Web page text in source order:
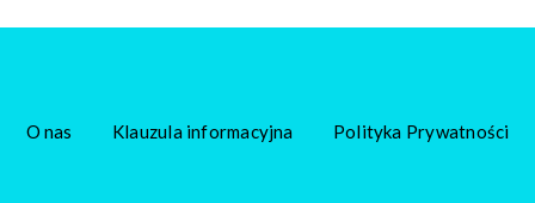
O nas Klauzula informacyjna Polityka Prywatności